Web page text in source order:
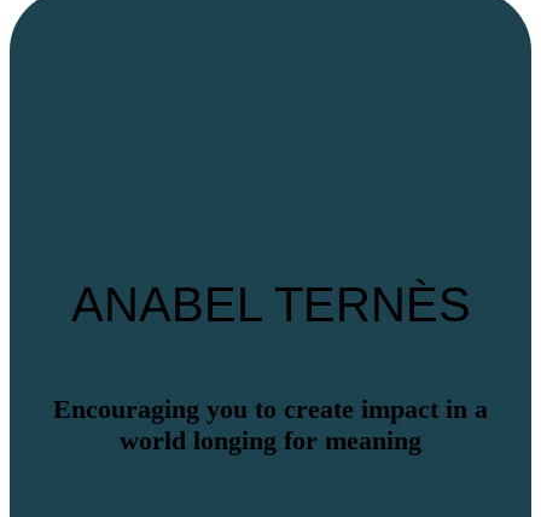
ANABEL TERNÈS
Encouraging you to create impact in a
world longing for meaning